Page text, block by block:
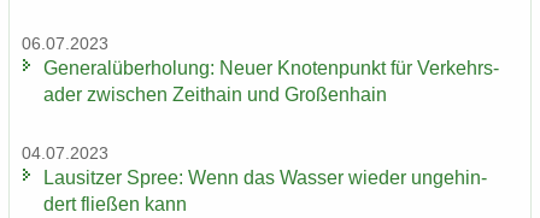
06.07.2023
Ge­ne­ral­über­ho­lung: Neuer Kno­ten­punkt für Ver­kehrs­
ader zwi­schen Zeit­hain und Gro­ßen­hain
04.07.2023
Lau­sit­zer Spree: Wenn das Was­ser wie­der un­ge­hin­
dert flie­ßen kann